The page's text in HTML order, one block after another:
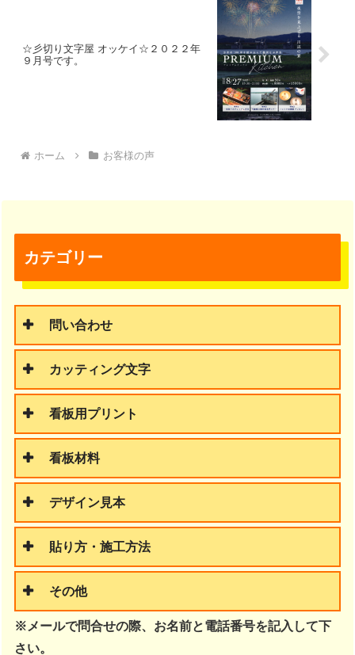
☆彡切り文字屋 オッケイ☆２０２２年
９月号です。
ホーム お客様の声
カテゴリー
問い合わせ
カッティング文字
看板用プリント
看板材料
デザイン見本
貼り方・施工方法
その他
※メールで問合せの際、お名前と電話番号を記入して下
さい。